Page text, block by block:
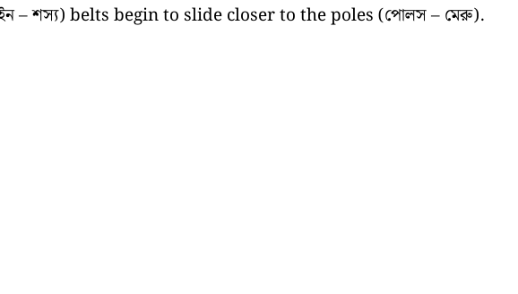
– শস্য) belts begin to slide closer to the poles (পোলস – মেরু).